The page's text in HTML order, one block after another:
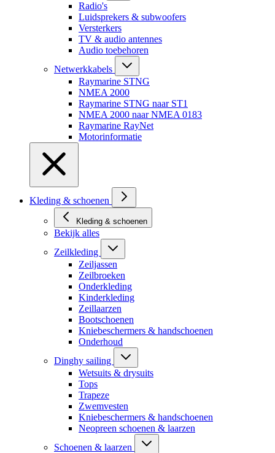
Radio's
Luidsprekers & subwoofers
Versterkers
TV & audio antennes
Audio toebehoren
Netwerkkabels
Raymarine STNG
NMEA 2000
Raymarine STNG naar ST1
NMEA 2000 naar NMEA 0183
Raymarine RayNet
Motorinformatie
Kleding & schoenen
Kleding & schoenen
Bekijk alles
Zeilkleding
Zeiljassen
Zeilbroeken
Onderkleding
Kinderkleding
Zeillaarzen
Bootschoenen
Kniebeschermers & handschoenen
Onderhoud
Dinghy sailing
Wetsuits & drysuits
Tops
Trapeze
Zwemvesten
Kniebeschermers & handschoenen
Neopreen schoenen & laarzen
Schoenen & laarzen